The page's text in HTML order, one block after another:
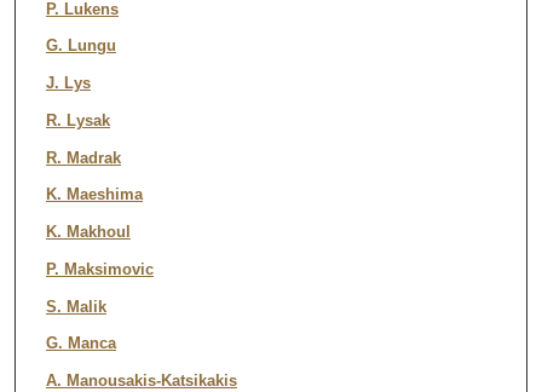
P. Lukens
G. Lungu
J. Lys
R. Lysak
R. Madrak
K. Maeshima
K. Makhoul
P. Maksimovic
S. Malik
G. Manca
A. Manousakis-Katsikakis